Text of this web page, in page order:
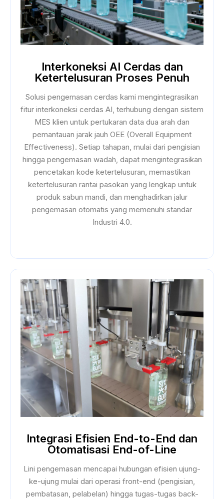
Interkoneksi AI Cerdas dan
Ketertelusuran Proses Penuh
Solusi pengemasan cerdas kami mengintegrasikan
fitur interkoneksi cerdas AI, terhubung dengan sistem
MES klien untuk pertukaran data dua arah dan
pemantauan jarak jauh OEE (Overall Equipment
Effectiveness). Setiap tahapan, mulai dari pengisian
hingga pengemasan wadah, dapat mengintegrasikan
pencetakan kode ketertelusuran, memastikan
ketertelusuran rantai pasokan yang lengkap untuk
produk sabun mandi, dan menghadirkan jalur
pengemasan otomatis yang memenuhi standar
Industri 4.0.
Integrasi Efisien End-to-End dan
Otomatisasi End-of-Line
Lini pengemasan mencapai hubungan efisien ujung-
ke-ujung mulai dari operasi front-end (pengisian,
pembatasan, pelabelan) hingga tugas-tugas back-